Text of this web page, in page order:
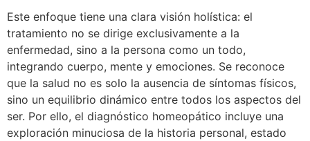
Este enfoque tiene una clara visión holística: el
tratamiento no se dirige exclusivamente a la
enfermedad, sino a la persona como un todo,
integrando cuerpo, mente y emociones. Se reconoce
que la salud no es solo la ausencia de síntomas físicos,
sino un equilibrio dinámico entre todos los aspectos del
ser. Por ello, el diagnóstico homeopático incluye una
exploración minuciosa de la historia personal, estado